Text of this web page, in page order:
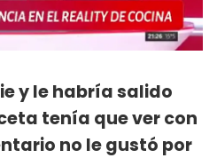
y le habría salido
tenía que ver con
no le gustó por